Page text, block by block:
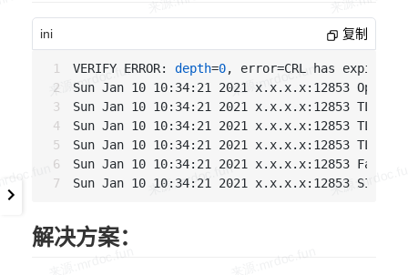
ini 复制
VERIFY ERROR: depth=0, error=CRL has expired:
Sun Jan 10 10:34:21 2021 x.x.x.x:12853
Sun Jan 10 10:34:21 2021 x.x.x.x:12853
Sun Jan 10 10:34:21 2021 x.x.x.x:12853 TLS
Sun Jan 10 10:34:21 2021 x.x.x.x:12853 TLS
Sun Jan 10 10:34:21 2021 x.x.x.x:12853
Sun Jan 10 10:34:21 2021 x.x.x.x:12853 SIGUSR1
解决方案：